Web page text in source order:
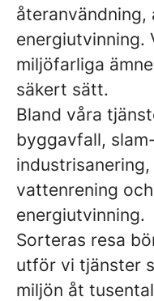
återanvändning,
energiutvinning.
miljöfarliga
säkert sätt.
Bland våra
byggavfall,
vattenrening
energiutvinning.
Sorteras resa
utför vi tjänster
miljön åt